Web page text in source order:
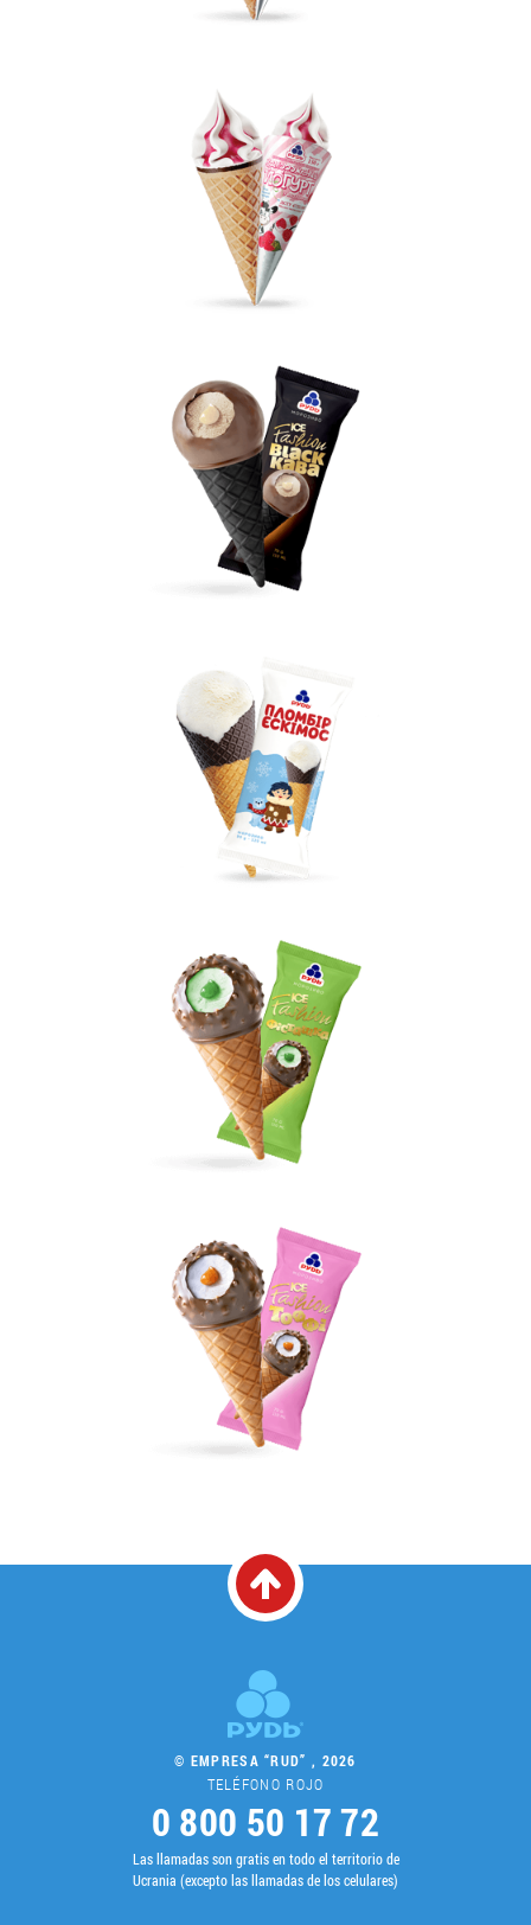
© EMPRESA “RUD” , 2026
TELÉFONO ROJO
0 800 50 17 72
Las llamadas son gratis en todo el territorio de
Ucrania (excepto las llamadas de los celulares)